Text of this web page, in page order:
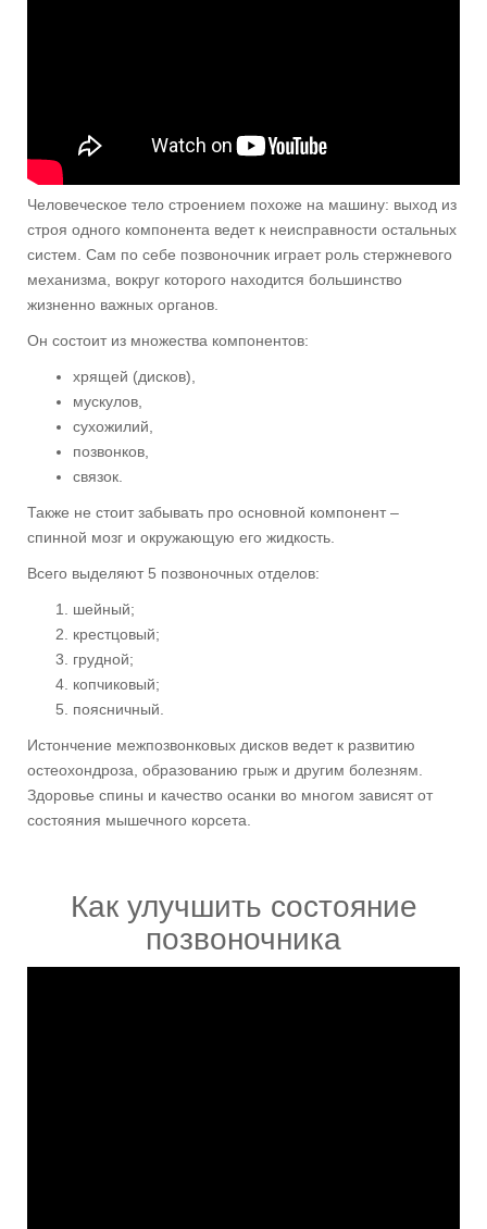
Человеческое тело строением похоже на машину: выход из
строя одного компонента ведет к неисправности остальных
систем. Сам по себе позвоночник играет роль стержневого
механизма, вокруг которого находится большинство
жизненно важных органов.
Он состоит из множества компонентов:
хрящей (дисков),
мускулов,
сухожилий,
позвонков,
связок.
Также не стоит забывать про основной компонент –
спинной мозг и окружающую его жидкость.
Всего выделяют 5 позвоночных отделов:
шейный;
крестцовый;
грудной;
копчиковый;
поясничный.
Истончение межпозвонковых дисков ведет к развитию
остеохондроза, образованию грыж и другим болезням.
Здоровье спины и качество осанки во многом зависят от
состояния мышечного корсета.
Как улучшить состояние
позвоночника